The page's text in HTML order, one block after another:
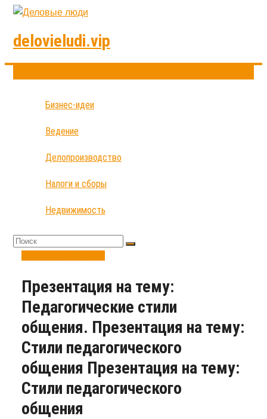
delovieludi.vip
Бизнес-идеи
Ведение
Делопроизводство
Налоги и сборы
Недвижимость
Презентация на тему:
Педагогические стили
общения. Презентация на тему:
Стили педагогического
общения Презентация на тему:
Стили педагогического
общения